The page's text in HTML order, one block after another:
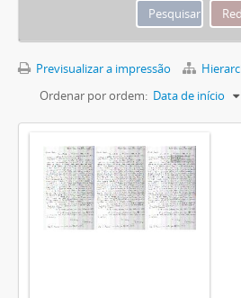
Previsualizar a impressão
Ordenar por ordem: Data de início